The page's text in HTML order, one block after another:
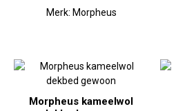
Merk: Morpheus
Morpheus kameelwol